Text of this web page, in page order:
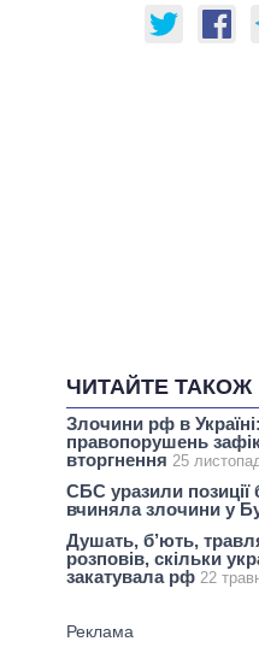
ЧИТАЙТЕ ТАКОЖ
Злочини рф в
правопорушень
вторгнення 25
СБС уразили позиції
вчиняла злочини у
Душать, б’ють,
розповів, скільки
закатувала рф 22